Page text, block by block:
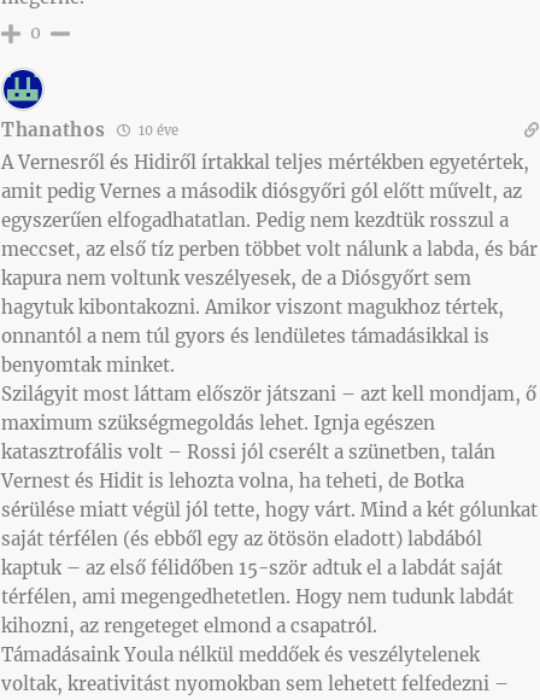
0
Thanathos 10 éve
A Vernesről és Hidiről írtakkal teljes mértékben egyetértek,
amit pedig Vernes a második diósgyőri gól előtt művelt, az
egyszerűen elfogadhatatlan. Pedig nem kezdtük rosszul a
meccset, az első tíz perben többet volt nálunk a labda, és bár
kapura nem voltunk veszélyesek, de a Diósgyőrt sem
hagytuk kibontakozni. Amikor viszont magukhoz tértek,
onnantól a nem túl gyors és lendületes támadásikkal is
benyomtak minket.
Szilágyit most láttam először játszani – azt kell mondjam, ő
maximum szükségmegoldás lehet. Ignja egészen
katasztrofális volt – Rossi jól cserélt a szünetben, talán
Vernest és Hidit is lehozta volna, ha teheti, de Botka
sérülése miatt végül jól tette, hogy várt. Mind a két gólunkat
saját térfélen (és ebből egy az ötösön eladott) labdából
kaptuk – az első félidőben 15-ször adtuk el a labdát saját
térfélen, ami megengedhetetlen. Hogy nem tudunk labdát
kihozni, az rengeteget elmond a csapatról.
Támadásaink Youla nélkül meddőek és veszélytelenek
voltak, kreativitást nyomokban sem lehetett felfedezni –